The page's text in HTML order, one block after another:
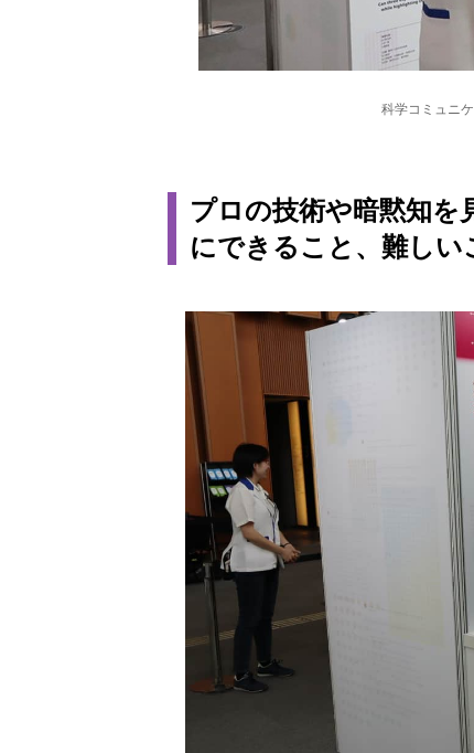
科学コミュニ
プロの技術や暗黙知
にできること、難しい